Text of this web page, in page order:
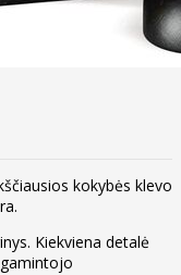
kokybės klevo
Kiekviena detalė